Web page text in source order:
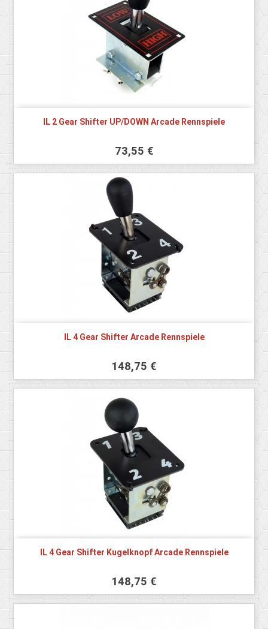
IL 2 Gear Shifter UP/DOWN Arcade Rennspiele
73,55 €
IL 4 Gear Shifter Arcade Rennspiele
148,75 €
IL 4 Gear Shifter Kugelknopf Arcade Rennspiele
148,75 €